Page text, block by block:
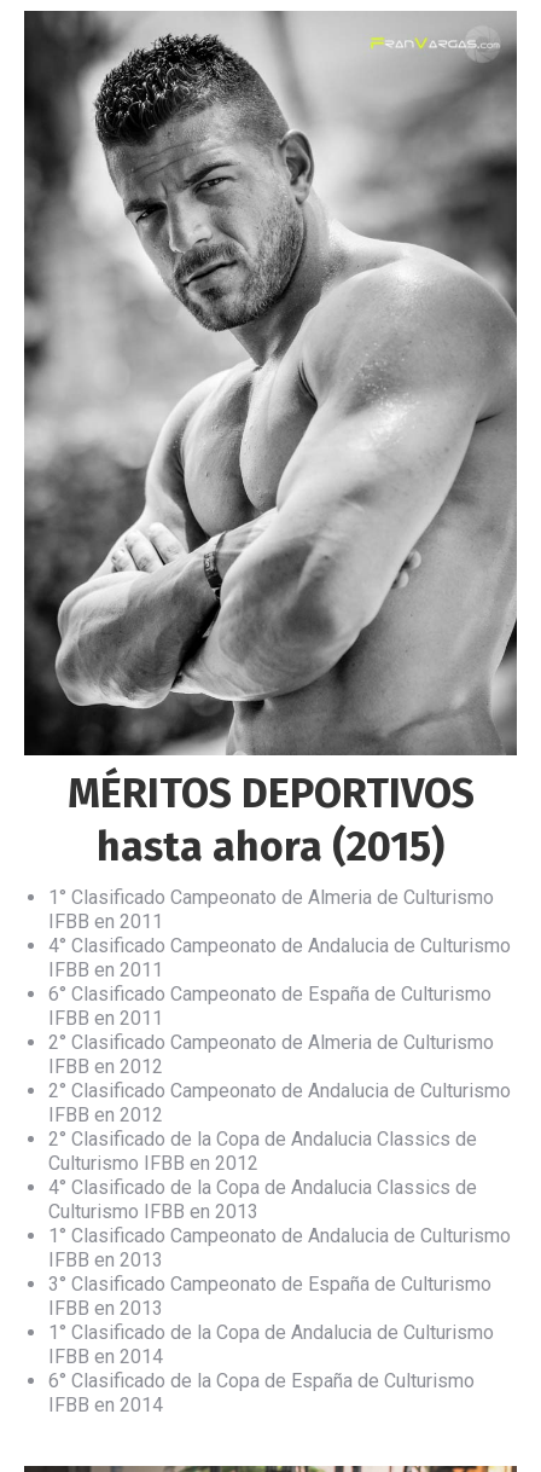
MÉRITOS DEPORTIVOS
hasta ahora (2015)
1° Clasificado Campeonato de Almeria de Culturismo
IFBB en 2011
4° Clasificado Campeonato de Andalucia de Culturismo
IFBB en 2011
6° Clasificado Campeonato de España de Culturismo
IFBB en 2011
2° Clasificado Campeonato de Almeria de Culturismo
IFBB en 2012
2° Clasificado Campeonato de Andalucia de Culturismo
IFBB en 2012
2° Clasificado de la Copa de Andalucia Classics de
Culturismo IFBB en 2012
4° Clasificado de la Copa de Andalucia Classics de
Culturismo IFBB en 2013
1° Clasificado Campeonato de Andalucia de Culturismo
IFBB en 2013
3° Clasificado Campeonato de España de Culturismo
IFBB en 2013
1° Clasificado de la Copa de Andalucia de Culturismo
IFBB en 2014
6° Clasificado de la Copa de España de Culturismo
IFBB en 2014